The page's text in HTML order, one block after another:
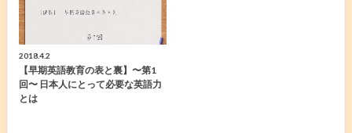
2018.4.2
【早期英語教育の表と裏】〜第1
回〜 日本人にとって必要な英語力
とは